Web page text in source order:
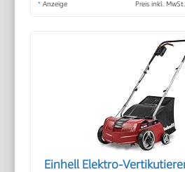
* Anzeige Preis inkl.
Einhell Elektro-